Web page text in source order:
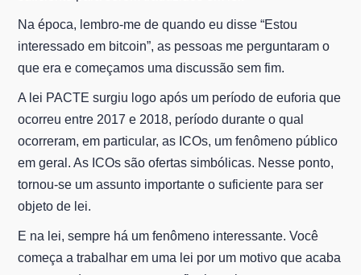
Na época, lembro-me de quando eu disse “Estou
interessado em bitcoin”, as pessoas me perguntaram o
que era e começamos uma discussão sem fim.
A lei PACTE surgiu logo após um período de euforia que
ocorreu entre 2017 e 2018, período durante o qual
ocorreram, em particular, as ICOs, um fenômeno público
em geral. As ICOs são ofertas simbólicas. Nesse ponto,
tornou-se um assunto importante o suficiente para ser
objeto de lei.
E na lei, sempre há um fenômeno interessante. Você
começa a trabalhar em uma lei por um motivo que acaba